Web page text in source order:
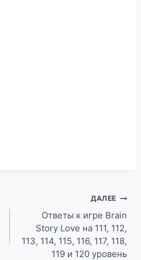
ДАЛЕЕ
Ответы к игре Brain
Story Love на 111, 112,
113, 114, 115, 116, 117, 118,
119 и 120 уровень